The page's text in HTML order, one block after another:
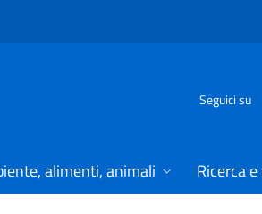
Seguici su
alimenti, animali Ricerca